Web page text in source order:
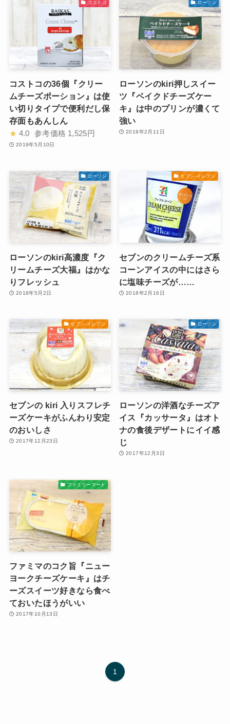
コストコ
コストコの36個『クリー
ムチーズポーション』は使
い切りタイプで便利だし保
存面もあんしん
★ 4.0 参考価格 1,525円
2019年5月10日
ローソン
ローソンのkiri押しスイー
ツ『ベイクドチーズケー
キ』は中のプリンが濃くて
強い
2019年2月11日
ローソン
ローソンのkiri高濃度『ク
リームチーズ大福』はかな
りフレッシュ
2018年5月2日
セブン-イレブン
セブンのクリームチーズ系
コーンアイスの中にはさら
に塩味チーズが……
2018年2月16日
セブン-イレブン
セブンの kiri 入りスフレチ
ーズケーキがふんわり安定
のおいしさ
2017年12月23日
ローソン
ローソンの洋酒なチーズア
イス『カッサータ』はオト
ナの食後デザートにイイ感
じ
2017年12月3日
ファミリーマート
ファミマのコク旨『ニュー
ヨークチーズケーキ』はチ
ーズスイーツ好きなら食べ
ておいたほうがいい
2017年10月13日
1